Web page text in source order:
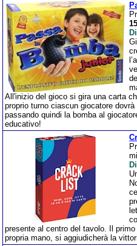
15
All'inizio del gioco si gira una carta
proprio turno ciascun giocatore
passando quindi la bomba al
educativo!
presente al centro del tavolo. Il
propria mano, si aggiudicherà la